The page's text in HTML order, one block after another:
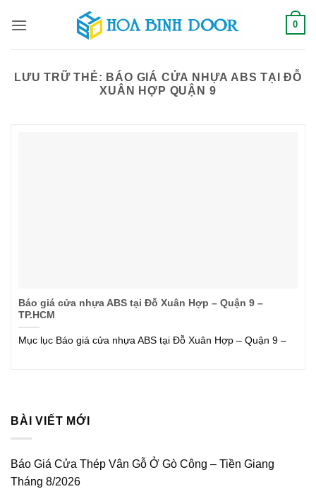
qua
0
LƯU TRỮ THẺ: BÁO GIÁ CỬA NHỰA ABS TẠI ĐỖ
XUÂN HỢP QUẬN 9
Báo giá cửa nhựa ABS tại Đỗ Xuân Hợp – Quận 9 –
TP.HCM
Mục lục Báo giá cửa nhựa ABS tại Đỗ Xuân Hợp – Quận 9 –
BÀI VIẾT MỚI
Báo Giá Cửa Thép Vân Gỗ Ở Gò Công – Tiền Giang
Tháng 8/2026